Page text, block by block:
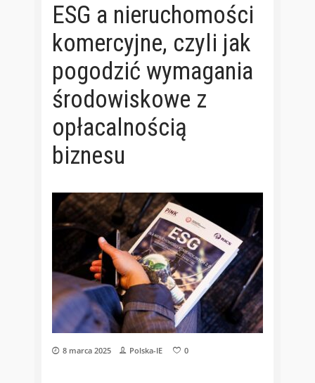
ESG a nieruchomości
komercyjne, czyli jak
pogodzić wymagania
środowiskowe z
opłacalnością
biznesu
8 marca 2025 Polska-IE 0